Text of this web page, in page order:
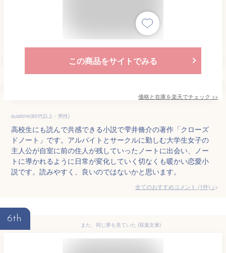
この商品をサイトでみる
価格と在庫を楽天でチェック >>
aualone(80代以上・男性)
高校生にも読んで共感できる小説で雫井脩介の著作「クローズ
ドノート」です。アルバイトとサークルに勤しむ大学生女子の
主人公が自室に前の住人が残していったノートに出会い、ノー
トに導かれるように日常が変化していく切なくも暖かい恋愛小
説です。読みやすく、良いのではないかと思います。
全てのおすすめコメント (1件) >
6th
また、同じ夢を見ていた (双葉文庫)